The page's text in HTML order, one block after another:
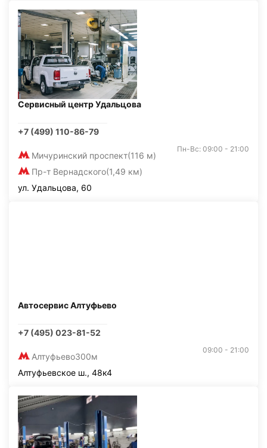
Сервисный центр Удальцова
+7 (499) 110-86-79
Мичуринский проспект(116 м)
Пр-т Вернадского(1,49 км)
Пн-Вс: 09:00 - 21:00
ул. Удальцова, 60
Автосервис Алтуфьево
+7 (495) 023-81-52
Алтуфьево300м
09:00 - 21:00
Алтуфьевское ш., 48к4